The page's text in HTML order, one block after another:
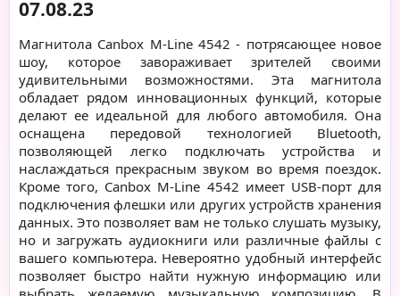
07.08.23
Магнитола Canbox M-Line 4542 - потрясающее новое
шоу, которое завораживает зрителей своими
удивительными возможностями. Эта магнитола
обладает рядом инновационных функций, которые
делают ее идеальной для любого автомобиля. Она
оснащена передовой технологией Bluetooth,
позволяющей легко подключать устройства и
наслаждаться прекрасным звуком во время поездок.
Кроме того, Canbox M-Line 4542 имеет USB-порт для
подключения флешки или других устройств хранения
данных. Это позволяет вам не только слушать музыку,
но и загружать аудиокниги или различные файлы с
вашего компьютера. Невероятно удобный интерфейс
позволяет быстро найти нужную информацию или